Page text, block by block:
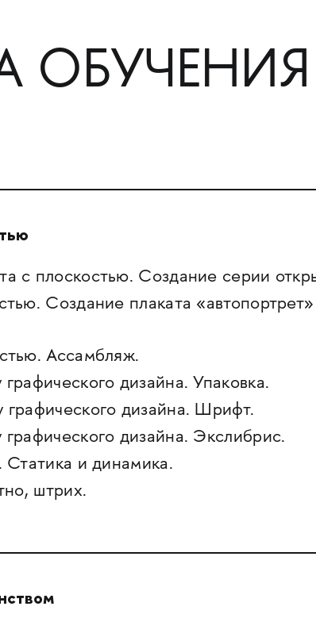
ОБУЧЕНИЯ
с плоскостью. Создание серии
Создание плаката
Ассамбляж.
дизайна. Упаковка.
графического дизайна. Шрифт.
дизайна. Экслибрис.
Статика и динамика.
штрих.